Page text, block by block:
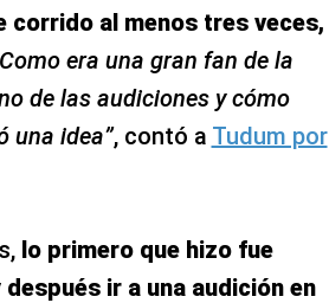
corrido al menos tres veces,
era una gran fan de la
de las audiciones y cómo
una idea”, contó a Tudum por
lo primero que hizo fue
ir a una audición en